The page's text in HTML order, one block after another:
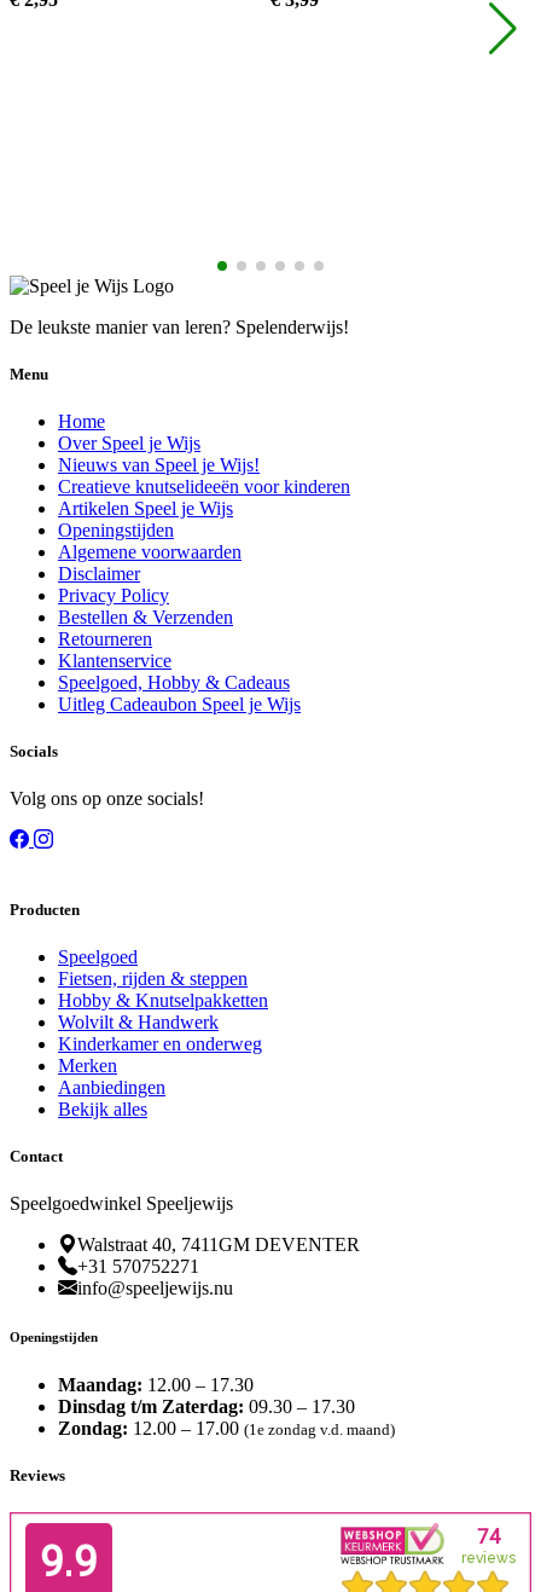
De leukste manier van leren? Spelenderwijs!
Menu
Home
Over Speel je Wijs
Nieuws van Speel je Wijs!
Creatieve knutselideeën voor kinderen
Artikelen Speel je Wijs
Openingstijden
Algemene voorwaarden
Disclaimer
Privacy Policy
Bestellen & Verzenden
Retourneren
Klantenservice
Speelgoed, Hobby & Cadeaus
Uitleg Cadeaubon Speel je Wijs
Socials
Volg ons op onze socials!
Producten
Speelgoed
Fietsen, rijden & steppen
Hobby & Knutselpakketten
Wolvilt & Handwerk
Kinderkamer en onderweg
Merken
Aanbiedingen
Bekijk alles
Contact
Speelgoedwinkel Speeljewijs
Walstraat 40, 7411GM DEVENTER
+31 570752271
info@speeljewijs.nu
Openingstijden
Maandag: 12.00 – 17.30
Dinsdag t/m Zaterdag: 09.30 – 17.30
Zondag: 12.00 – 17.00 (1e zondag v.d. maand)
Reviews